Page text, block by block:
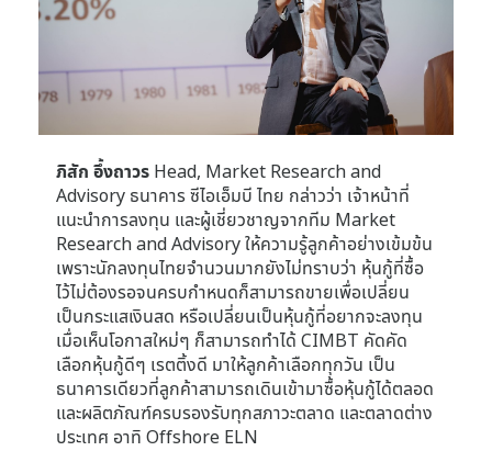
ภิสัก อึ้งถาวรHead, Market Research and
Advisory ธนาคาร ซีไอเอ็มบี ไทย กล่าวว่า เจ้าหน้าที่
แนะนำการลงทุน และผู้เชี่ยวชาญจากทีม Market
Research and Advisory ให้ความรู้ลูกค้าอย่างเข้มข้น
เพราะนักลงทุนไทยจำนวนมากยังไม่ทราบว่า หุ้นกู้ที่ซื้อ
ไว้ไม่ต้องรอจนครบกำหนดก็สามารถขายเพื่อเปลี่ยน
เป็นกระแสเงินสด หรือเปลี่ยนเป็นหุ้นกู้ที่อยากจะลงทุน
เมื่อเห็นโอกาสใหม่ๆ ก็สามารถทำได้ CIMBT คัดคัด
เลือกหุ้นกู้ดีๆ เรตติ้งดี มาให้ลูกค้าเลือกทุกวัน เป็น
ธนาคารเดียวที่ลูกค้าสามารถเดินเข้ามาซื้อหุ้นกู้ได้ตลอด
และผลิตภัณฑ์ครบรองรับทุกสภาวะตลาด และตลาดต่าง
ประเทศ อาทิ Offshore ELN